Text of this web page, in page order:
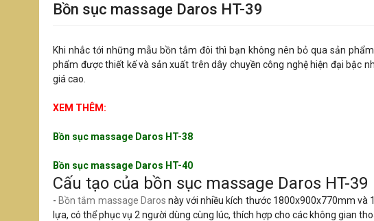
Bồn sục massage Daros HT-39
Khi nhắc tới những mẫu bồn tắm đôi thì bạn không nên bỏ qua sản
phẩm được thiết kế và sản xuất trên dây chuyền công nghệ hiện đại bậc
giá cao.
XEM THÊM:
Bồn sục massage Daros HT-38
Bồn sục massage Daros HT-40
Cấu tạo của bồn sục massage Daros HT-39
- Bồn tắm massage Daros này với nhiều kích thước 1800x900x770mm và
lựa, có thể phục vụ 2 người dùng cùng lúc, thích hợp cho các không gian